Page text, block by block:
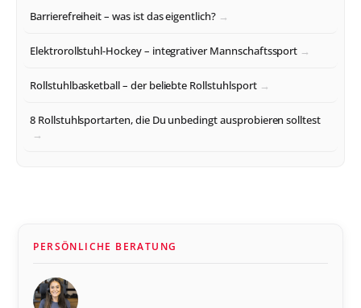
Barrierefreiheit – was ist das eigentlich?
Elektrorollstuhl-Hockey – integrativer Mannschaftssport
Rollstuhlbasketball – der beliebte Rollstuhlsport
8 Rollstuhlsportarten, die Du unbedingt ausprobieren solltest
PERSÖNLICHE BERATUNG